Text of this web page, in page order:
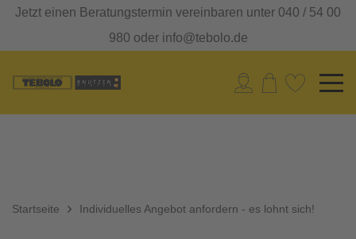
Jetzt einen Beratungstermin vereinbaren unter 040 / 54 00
980 oder info@tebolo.de
Startseite Individuelles Angebot anfordern - es lohnt sich!